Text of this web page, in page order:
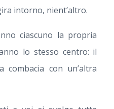
intorno, nient’altro.
ciascuno la propria
lo stesso centro: il
combacia con un’altra